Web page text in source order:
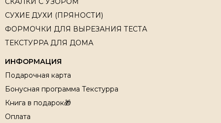
СУХИЕ ДУХИ (ПРЯНОСТИ)
ФОРМОЧКИ ДЛЯ ВЫРЕЗАНИЯ ТЕСТА
ТЕКСТУРРА ДЛЯ ДОМА
ИНФОРМАЦИЯ
Подарочная карта
Бонусная программа Текстурра
Книга в подарок🎁
Оплата